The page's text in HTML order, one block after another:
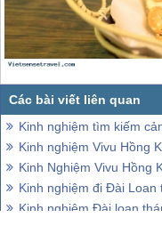
Kinh nghiệm tìm kiếm cảnh đẹp
Kinh nghiệm Vivu Hồng Kông
Kinh Nghiệm Vivu Hồng Kông
Kinh nghiệm đi Đài Loan
Kinh nghiệm Đài loan